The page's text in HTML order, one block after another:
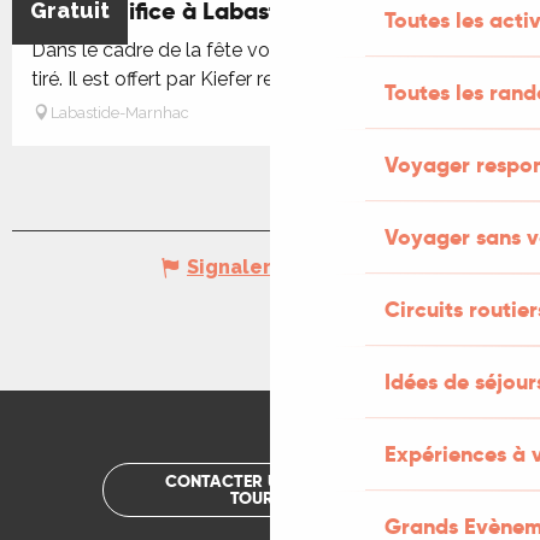
Toutes les
Toutes les
Voyager
Voyager sans
Circuits
Idées de
Expériences à
Grands
Gratuit
Feu d'artifice à Labastide-Marnhac
Dans le cadre de la fête votive, un feu d'artifice sera
tiré. Il est offert par Kiefer restauration.
Labastide-Marnhac
Signaler une erreur
CONTACTER UN OFFICE DE
TOURISME